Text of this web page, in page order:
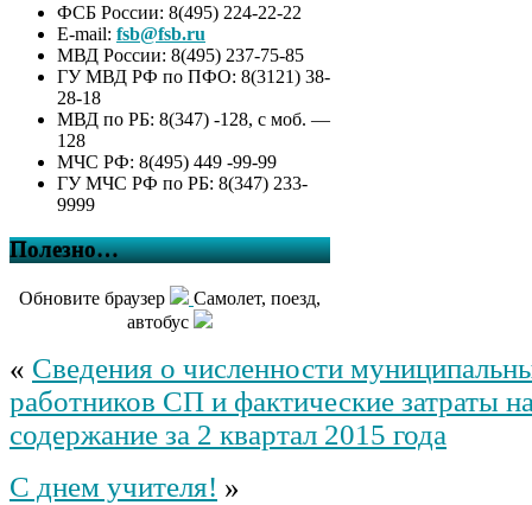
ФСБ России: 8(495) 224-22-22
E-mail: fsb@fsb.ru
МВД России: 8(495) 237-75-85
ГУ МВД РФ по ПФО: 8(3121) 38-
28-18
МВД по РБ: 8(347) -128, с моб. —
128
МЧС РФ: 8(495) 449 -99-99
ГУ МЧС РФ по РБ: 8(347) 233-
9999
Полезно…
Обновите браузер
Самолет, поезд,
автобус
« Сведения о численности
работников СП и фактические затраты
содержание за 2 квартал 2015 года
С днем учителя! »